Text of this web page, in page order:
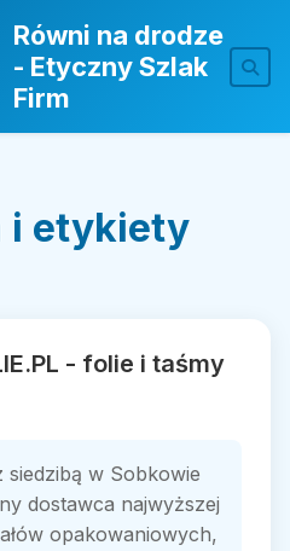
Równi na drodze
- Etyczny Szlak
Firm
i etykiety
- folie i taśmy
siedzibą w Sobkowie
dostawca najwyższej
opakowaniowych,